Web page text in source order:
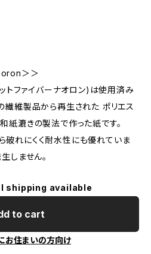
＞＞
トファイバーナオロン)は使用済み
繊維製品から再生された ポリエス
紙漉きの製法で作った紙です。
破れにくく耐水性にも優れていま
しません。
shipping available
to cart
お住まいの方向け